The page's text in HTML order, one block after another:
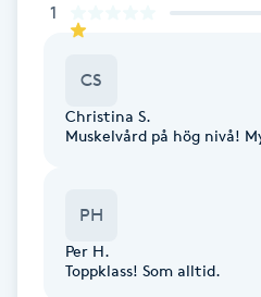
Damklippning
Dermapen
Diamantslipning
1
CS
Christina S.
Muskelvård på hög nivå!
PH
Per H.
Toppklass! Som alltid.